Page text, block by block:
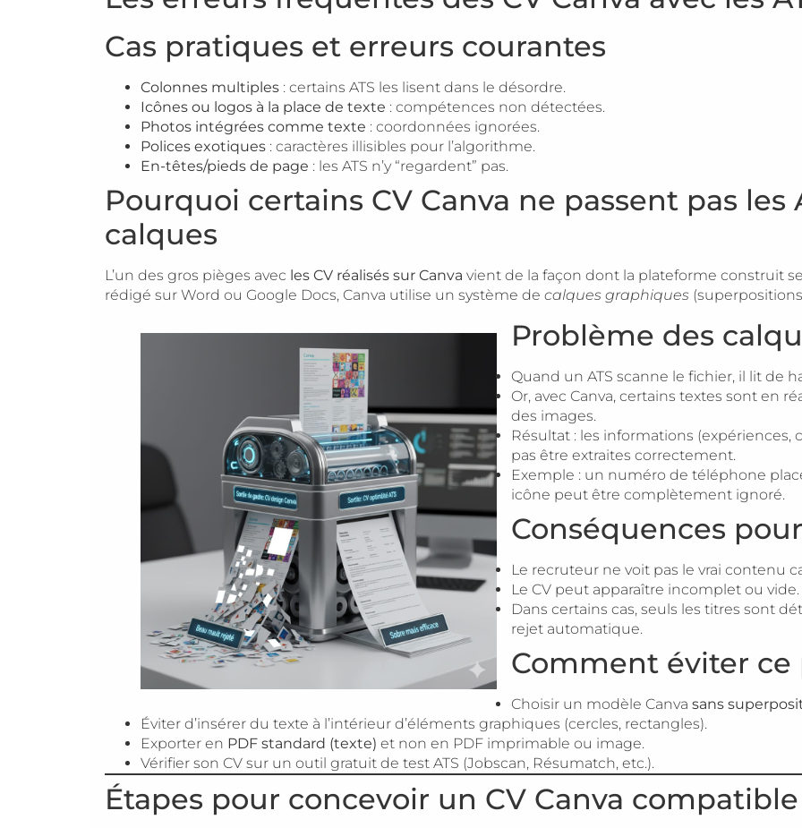
Cas pratiques et erreurs courantes
Colonnes multiples : certains ATS les lisent dans le désordre.
Icônes ou logos à la place de texte : compétences non détectées.
Photos intégrées comme texte : coordonnées ignorées.
Polices exotiques : caractères illisibles pour l’algorithme.
En-têtes/pieds de page : les ATS n’y “regardent” pas.
Pourquoi certains CV Canva ne passent pas les
calques
L’un des gros pièges avec les CV réalisés sur Canva vient de la façon dont la plateforme construit
rédigé sur Word ou Google Docs, Canva utilise un système de calques graphiques
Problème des
Quand un ATS scanne le fichier, il lit de
Or, avec Canva, certains textes sont en
des images.
Résultat : les informations
pas être extraites correctement.
Exemple : un numéro de téléphone
icône peut être complètement ignoré.
Conséquences
Le recruteur ne voit pas le vrai contenu
Le CV peut apparaître incomplet ou vide.
Dans certains cas, seuls les titres sont
rejet automatique.
Comment éviter ce
Choisir un modèle Canva sans
Éviter d’insérer du texte à l’intérieur d’éléments graphiques (cercles, rectangles).
Exporter en PDF standard (texte) et non en PDF imprimable ou image.
Vérifier son CV sur un outil gratuit de test ATS (Jobscan, Résumatch, etc.).
Étapes pour concevoir un CV Canva compatible